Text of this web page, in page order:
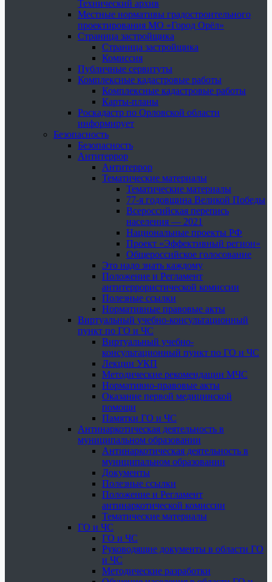
Технический архив
Местные нормативы градостроительного
проектирования МО «Город Орёл»
Страница застройщика
Страница застройщика
Комиссия
Публичные сервитуты
Комплексные кадастровые работы
Комплексные кадастровые работы
Карты-планы
Роскадастр по Орловской области
информирует
Безопасность
Безопасность
Антитеррор
Антитеррор
Тематические материалы
Тематические материалы
77-я годовщина Великой Победы
Всероссийская перепись
населения — 2021
Национальные проекты РФ
Проект «Эффективный регион»
Общероссийское голосование
Это надо знать каждому
Положение и Регламент
антитеррористической комиссии
Полезные ссылки
Нормативные правовые акты
Виртуальный учебно-консультационный
пункт по ГО и ЧС
Виртуальный учебно-
консультационный пункт по ГО и ЧС
Лекции УКП
Методические рекомендации МЧС
Нормативно-правовые акты
Оказание первой медицинской
помощи
Памятки ГО и ЧС
Антинаркотическая деятельность в
муниципальном образовании
Антинаркотическая деятельность в
муниципальном образовании
Документы
Полезные ссылки
Положение и Регламент
антинаркотической комиссии
Тематические материалы
ГО и ЧС
ГО и ЧС
Руководящие документы в области ГО
и ЧС
Методические разработки